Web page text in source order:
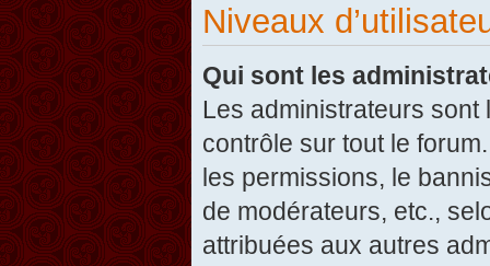
Niveaux
Qui sont les
Les administrateurs
contrôle sur tout le
les permissions, le
de modérateurs, etc.,
attribuées aux autres